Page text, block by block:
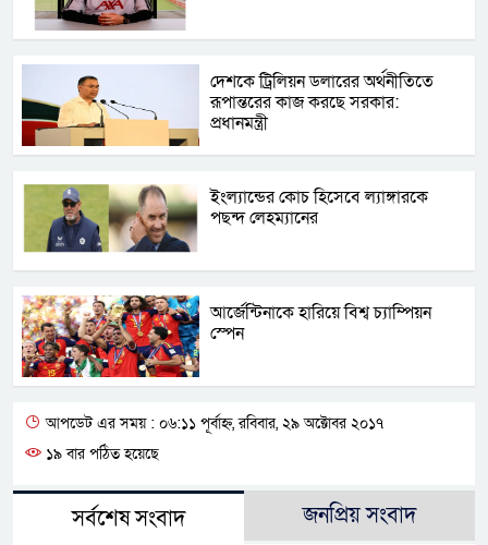
দেশকে ট্রিলিয়ন ডলারের অর্থনীতিতে
রূপান্তরের কাজ করছে সরকার:
প্রধানমন্ত্রী
ইংল্যান্ডের কোচ হিসেবে ল্যাঙ্গারকে
পছন্দ লেহম্যানের
আর্জেন্টিনাকে হারিয়ে বিশ্ব চ্যাম্পিয়ন
স্পেন
আপডেট এর সময় : ০৬:১১ পূর্বাহ্ন, রবিবার, ২৯ অক্টোবর ২০১৭
১৯ বার পঠিত হয়েছে
সর্বশেষ সংবাদ জনপ্রিয় সংবাদ